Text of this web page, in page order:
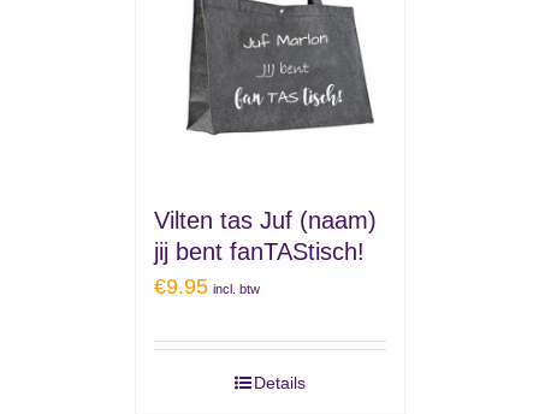
Vilten tas Juf (naam)
jij bent fanTAStisch!
€9.95 incl. btw
Details